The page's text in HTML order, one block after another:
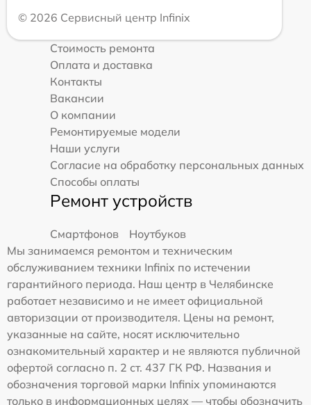
© 2026 Сервисный центр Infinix
Стоимость ремонта
Оплата и доставка
Контакты
Вакансии
О компании
Ремонтируемые модели
Наши услуги
Согласие на обработку персональных данных
Способы оплаты
Ремонт устройств
Смартфонов
Ноутбуков
Мы занимаемся ремонтом и техническим
обслуживанием техники Infinix по истечении
гарантийного периода. Наш центр в Челябинске
работает независимо и не имеет официальной
авторизации от производителя. Цены на ремонт,
указанные на сайте, носят исключительно
ознакомительный характер и не являются публичной
офертой согласно п. 2 ст. 437 ГК РФ. Названия и
обозначения торговой марки Infinix упоминаются
только в информационных целях — чтобы обозначить